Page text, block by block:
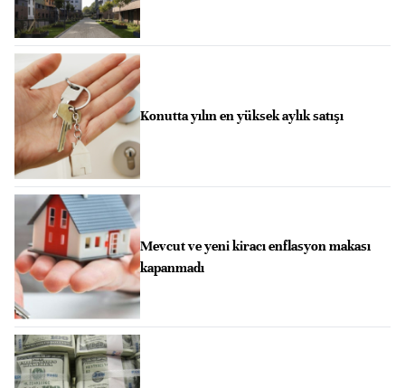
Konutta yılın en yüksek aylık satışı
Mevcut ve yeni kiracı enflasyon makası
kapanmadı